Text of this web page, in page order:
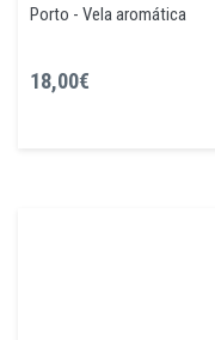
Porto - Vela aromática
18,00€